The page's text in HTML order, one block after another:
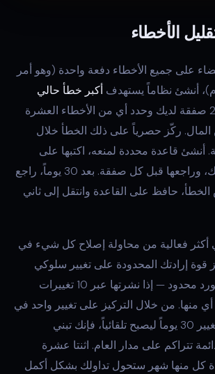
الأخطاء
على جميع الأخطاء دفعة واحدة (وهو أمر
أنشئ نظاماً يستهدف أكبر خطأ حالي
. راجع آخر 20 صفقة لديك وحدد أي من الأخطاء العشرة
المال. ركّز حصرياً على ذلك الخطأ خلال
أنشئ قاعدة محددة لمنعه، اكتبها على
بطاقة بجوار شاشتك، وراجعها قبل كل صفقة. بعد 30 يوماً، راجع
حافظ على القاعدة وانتقل إلى ثاني
أكثر فعالية من محاولة إصلاح كل شيء في
قوة إرادتك المحدودة على تغيير سلوكي
واحد. قوة الإرادة مورد محدود — إذا نشرتها عبر 10 تغييرات
منها. من خلال التركيز على تغيير واحد في
كل مرة ومنح كل تغيير 30 يوماً ليصبح تلقائياً، فإنك تبني
تتراكم على مدار العام. اثنتا عشرة
كل منها شهر ستحول تداولك بشكل أكمل